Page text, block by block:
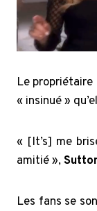
Le propriétaire
« insinué »
« [It’s] me
amitié »,
Les fans se